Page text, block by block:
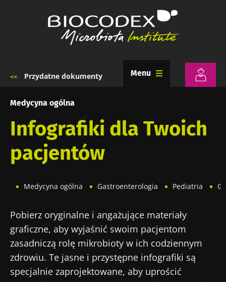
Ścieżka
Przydatne dokumenty Menu
Medycyna ogólna
Infografiki dla Twoich
pacjentów
Medycyna ogólna Gastroenterologia Pediatria
Pobierz oryginalne i angażujące materiały
graficzne, aby wyjaśnić swoim pacjentom
zasadniczą rolę mikrobioty w ich codziennym
zdrowiu. Te jasne i przystępne infografiki są
specjalnie zaprojektowane, aby uprościć